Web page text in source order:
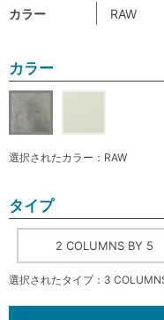
カラー RAW
カラー
選択されたカラー：RAW
タイプ
2 COLUMNS BY 5
選択されたタイプ：3